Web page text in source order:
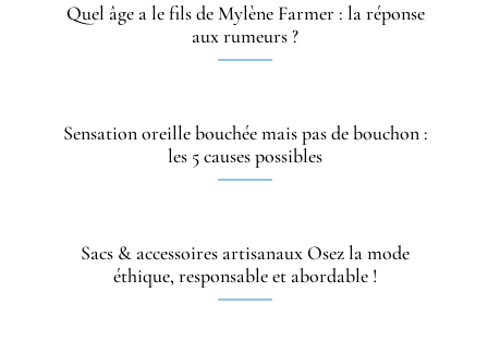
Quel âge a le fils de Mylène Farmer : la réponse
aux rumeurs ?
Sensation oreille bouchée mais pas de bouchon :
les 5 causes possibles
Sacs & accessoires artisanaux Osez la mode
éthique, responsable et abordable !